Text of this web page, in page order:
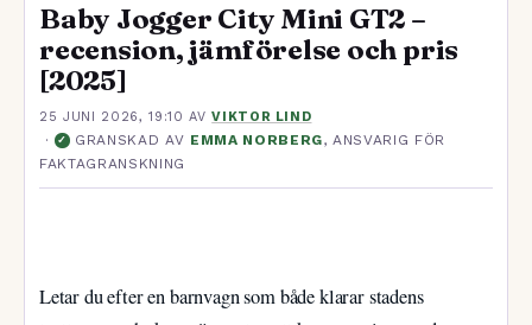
Baby Jogger City Mini GT2 –
recension, jämförelse och pris
[2025]
25 JUNI 2026, 19:10 AVVIKTOR LIND
· ✓ GRANSKAD AV EMMA NORBERG, ANSVARIG FÖR
FAKTAGRANSKNING
Letar du efter en barnvagn som både klarar stadens